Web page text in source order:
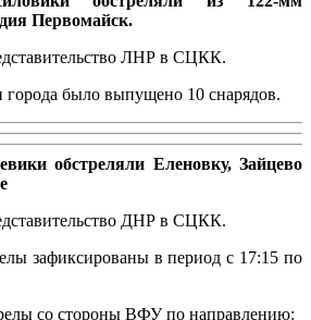
Первомайск.
ЛНР в СЦКК.
было выпущено 10 снарядов.
обстреляли Еленовку, Зайцево
ДНР в СЦКК.
зафиксированы в период с 17:15 по
со стороны ВФУ по направлению: